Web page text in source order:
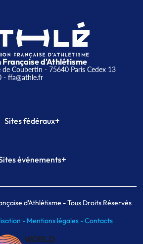
Française d'Athlétisme
de Coubertin - 75640 Paris Cedex 13
- ffa@athle.fr
Sites fédéraux+
Formation
événements+
de Paris indoor
MAIF Ekiden de Paris
d'Athlétisme - Tous Droits Réservés
- Mentions légales -Contacts